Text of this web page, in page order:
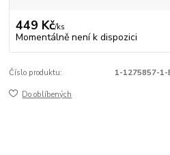
449 Kč/ks
Momentálně není k dispozici
Číslo produktu: 1-1275857-1-
Do oblíbených